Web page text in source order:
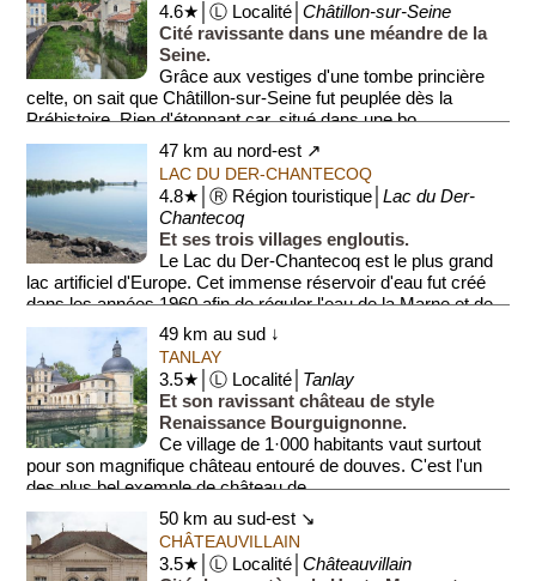
4.6★│Ⓛ Localité│Châtillon-sur-Seine
Cité ravissante dans une méandre de la
Seine.
Grâce aux vestiges d'une tombe princière
celte, on sait que Châtillon-sur-Seine fut peuplée dès la
Préhistoire. Rien d'étonnant car, situé dans une bo...
47 km au nord-est ↗
LAC DU DER-CHANTECOQ
4.8★│Ⓡ Région touristique│Lac du Der-
Chantecoq
Et ses trois villages engloutis.
Le Lac du Der-Chantecoq est le plus grand
lac artificiel d'Europe. Cet immense réservoir d'eau fut créé
dans les années 1960 afin de réguler l'eau de la Marne et de
...
49 km au sud ↓
TANLAY
3.5★│Ⓛ Localité│ Tanlay
Et son ravissant château de style
Renaissance Bourguignonne.
Ce village de 1·000 habitants vaut surtout
pour son magnifique château entouré de douves. C'est l'un
des plus bel exemple de château de ...
50 km au sud-est ↘
CHÂTEAUVILLAIN
3.5★│Ⓛ Localité│Châteauvillain